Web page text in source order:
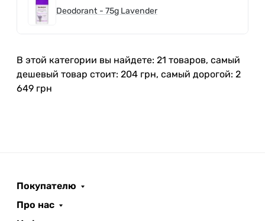
Deodorant - 75g Lavender
В этой категории вы найдете: 21 товаров, самый
дешевый товар стоит: 204 грн, самый дорогой: 2
649 грн
Покупателю
Про нас